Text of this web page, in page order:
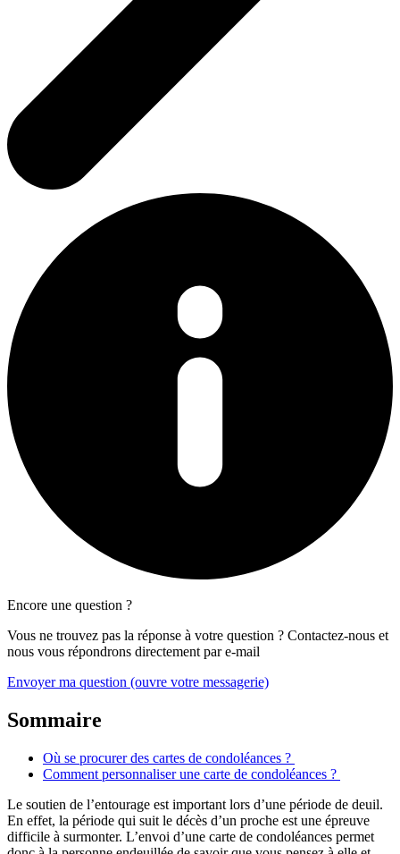
Encore une question ?
Vous ne trouvez pas la réponse à votre question ? Contactez-nous et
nous vous répondrons directement par e-mail
Envoyer ma question (ouvre votre messagerie)
Sommaire
Où se procurer des cartes de condoléances ?
Comment personnaliser une carte de condoléances ?
Le soutien de l’entourage est important lors d’une période de deuil.
En effet, la période qui suit le décès d’un proche est une épreuve
difficile à surmonter. L’envoi d’une carte de condoléances permet